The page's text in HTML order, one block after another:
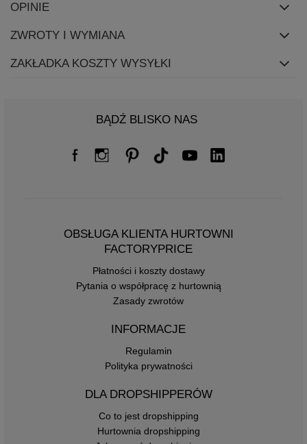
OPINIE
ZWROTY I WYMIANA
ZAKŁADKA KOSZTY WYSYŁKI
BĄDŹ BLISKO NAS
OBSŁUGA KLIENTA HURTOWNI
FACTORYPRICE
Płatności i koszty dostawy
Pytania o współpracę z hurtownią
Zasady zwrotów
INFORMACJE
Regulamin
Polityka prywatności
DLA DROPSHIPPERÓW
Co to jest dropshipping
Hurtownia dropshipping